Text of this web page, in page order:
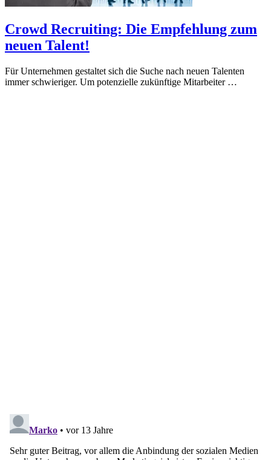
Crowd Recruiting: Die Empfehlung zum
neuen Talent!
Für Unternehmen gestaltet sich die Suche nach neuen Talenten
immer schwieriger. Um potenzielle zukünftige Mitarbeiter …